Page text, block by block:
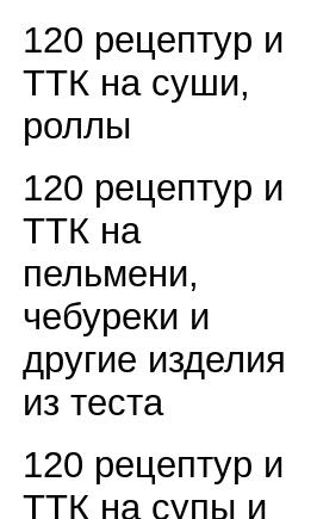
120 рецептур и
ТТК на суши,
роллы
120 рецептур и
ТТК на
пельмени,
чебуреки и
другие изделия
из теста
120 рецептур и
ТТК на супы и